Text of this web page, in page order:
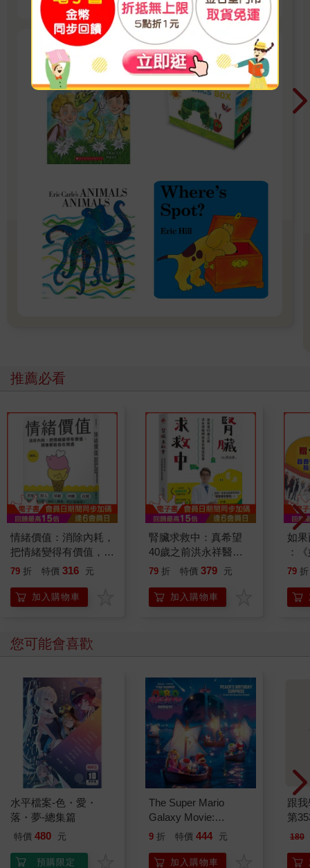
推薦必看
情緒價值：消除內耗，
把情緒變得有價值，跟
誰都能自在相處
79 折 特價 316 元
加入購物車
腎臟求救中：真希望
40歲之前洪永祥醫師
就告訴我這些事
79 折 特價 379 元
加入購物車
如
：
喵
79 折
您可能會喜歡
水平檔案-色・愛・
落・夢-總集篇
特價 480 元
預購限定
The Super Mario
Galaxy Movie:
Peach`s Birthday
Mario Galaxy Movie
9 折 特價 444 元
加入購物車
跟
第
180